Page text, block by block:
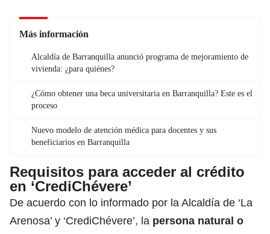
Más información
Alcaldía de Barranquilla anunció programa de mejoramiento de
vivienda: ¿para quiénes?
¿Cómo obtener una beca universitaria en Barranquilla? Este es el
proceso
Nuevo modelo de atención médica para docentes y sus
beneficiarios en Barranquilla
Requisitos para acceder al crédito
en ‘CrediChévere’
De acuerdo con lo informado por la Alcaldía de ‘La
Arenosa’ y ‘CrediChévere’, la persona natural o